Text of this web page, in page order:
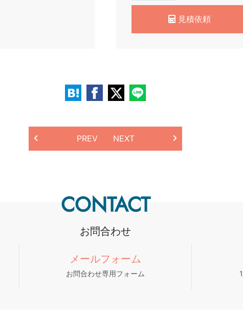
見積依頼
PREV NEXT
CONTACT
お問合わせ
メールフォーム
お問合わせ専用フォーム